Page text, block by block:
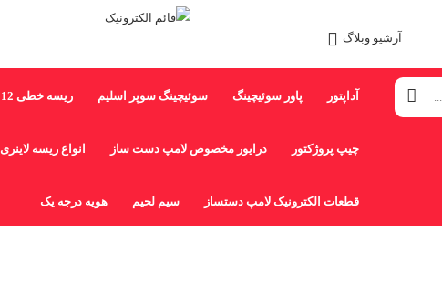
آرشیو وبلاگ
آداپتور پاور سوئیچینگ سوئیچینگ سوپر اسلیم ریسه خطی 12 ولت
چیپ پروژکتور درایور مخصوص لامپ دست ساز انواع ریسه لاینری
قطعات الکترونیک لامپ دستساز سیم لحیم هویه درجه یک